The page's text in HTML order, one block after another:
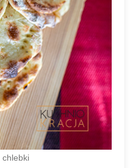
chlebki